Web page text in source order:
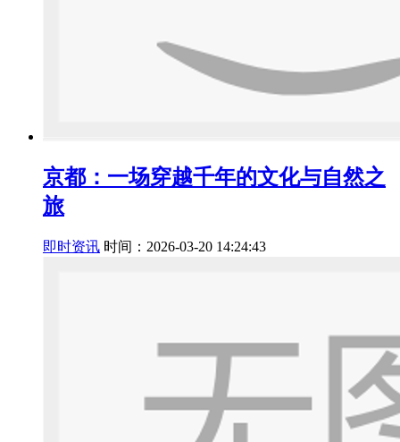
京都：一场穿越千年的文化与自然之
旅
即时资讯 时间：2026-03-20 14:24:43